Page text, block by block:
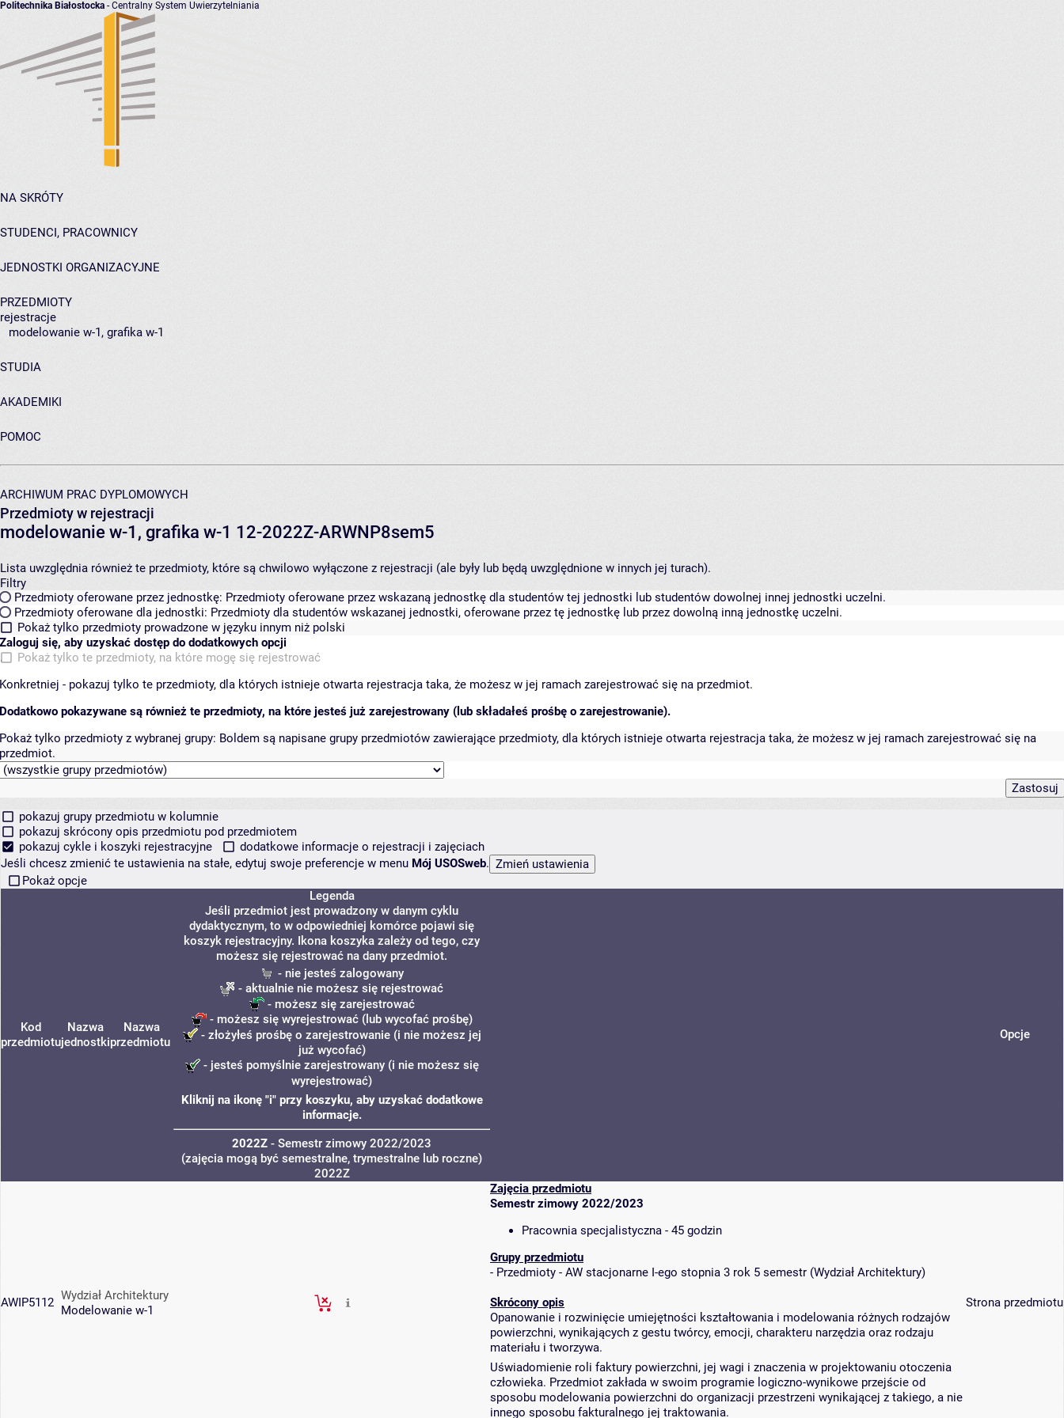
Politechnika Białostocka - Centralny System Uwierzytelniania
NA SKRÓTY
STUDENCI, PRACOWNICY
JEDNOSTKI ORGANIZACYJNE
PRZEDMIOTY
rejestracje
modelowanie w-1, grafika w-1
STUDIA
AKADEMIKI
POMOC
ARCHIWUM PRAC DYPLOMOWYCH
Przedmioty w rejestracji
modelowanie w-1, grafika w-1 12-2022Z-ARWNP8sem5
Lista uwzględnia również te przedmioty, które są chwilowo wyłączone z rejestracji (ale były lub będą uwzględnione w innych jej turach).
Filtry
Przedmioty oferowane przez jednostkę: Przedmioty oferowane przez wskazaną jednostkę dla studentów tej jednostki lub studentów dowolnej innej jednostki uczelni.
Przedmioty oferowane dla jednostki: Przedmioty dla studentów wskazanej jednostki, oferowane przez tę jednostkę lub przez dowolną inną jednostkę uczelni.
Pokaż tylko przedmioty prowadzone w języku innym niż polski
Zaloguj się, aby uzyskać dostęp do dodatkowych opcji
Pokaż tylko te przedmioty, na które mogę się rejestrować
Konkretniej - pokazuj tylko te przedmioty, dla których istnieje otwarta rejestracja taka, że możesz w jej ramach zarejestrować się na przedmiot.
Dodatkowo pokazywane są również te przedmioty, na które jesteś już zarejestrowany (lub składałeś prośbę o zarejestrowanie).
Pokaż tylko przedmioty z wybranej grupy: Boldem są napisane grupy przedmiotów zawierające przedmioty, dla których istnieje otwarta rejestracja taka, że możesz w jej ramach zarejestrować się na
przedmiot.
pokazuj grupy przedmiotu w kolumnie
pokazuj skrócony opis przedmiotu pod przedmiotem
pokazuj cykle i koszyki rejestracyjne
dodatkowe informacje o rejestracji i zajęciach
Jeśli chcesz zmienić te ustawienia na stałe, edytuj swoje preferencje w menu Mój USOSweb.
Pokaż opcje
Kod
przedmiotu
Nazwa
jednostki
Nazwa
przedmiotu
Legenda
Jeśli przedmiot jest prowadzony w danym cyklu
dydaktycznym, to w odpowiedniej komórce pojawi się
koszyk rejestracyjny. Ikona koszyka zależy od tego, czy
możesz się rejestrować na dany przedmiot.
- nie jesteś zalogowany
- aktualnie nie możesz się rejestrować
- możesz się zarejestrować
- możesz się wyrejestrować (lub wycofać prośbę)
- złożyłeś prośbę o zarejestrowanie (i nie możesz jej
już wycofać)
- jesteś pomyślnie zarejestrowany (i nie możesz się
wyrejestrować)
Kliknij na ikonę "i" przy koszyku, aby uzyskać dodatkowe
informacje.
2022Z - Semestr zimowy 2022/2023
(zajęcia mogą być semestralne, trymestralne lub roczne)
Opcje
2022Z
AWIP5112 Wydział Architektury
Modelowanie w-1
Zajęcia przedmiotu
Semestr zimowy 2022/2023
Pracownia specjalistyczna - 45 godzin
Grupy przedmiotu
- Przedmioty - AW stacjonarne I-ego stopnia 3 rok 5 semestr (Wydział Architektury)
Skrócony opis
Opanowanie i rozwinięcie umiejętności kształtowania i modelowania różnych rodzajów
powierzchni, wynikających z gestu twórcy, emocji, charakteru narzędzia oraz rodzaju
materiału i tworzywa.
Uświadomienie roli faktury powierzchni, jej wagi i znaczenia w projektowaniu otoczenia
człowieka. Przedmiot zakłada w swoim programie logiczno-wynikowe przejście od
sposobu modelowania powierzchni do organizacji przestrzeni wynikającej z takiego, a nie
innego sposobu fakturalnego jej traktowania.
Strona przedmiotu